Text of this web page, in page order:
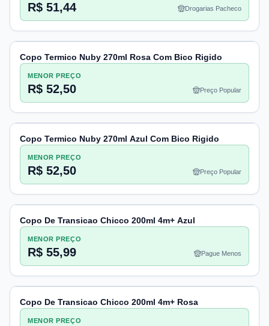
R$ 51,44 Drogarias Pacheco
Copo Termico Nuby 270ml Rosa Com Bico Rigido
MENOR PREÇO
R$ 52,50 Preço Popular
Copo Termico Nuby 270ml Azul Com Bico Rigido
MENOR PREÇO
R$ 52,50 Preço Popular
Copo De Transicao Chicco 200ml 4m+ Azul
MENOR PREÇO
R$ 55,99 Pague Menos
Copo De Transicao Chicco 200ml 4m+ Rosa
MENOR PREÇO